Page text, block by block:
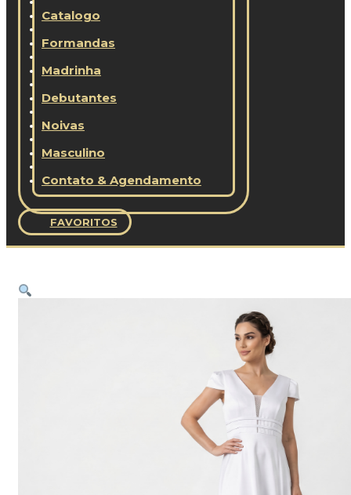
Catalogo
Formandas
Madrinha
Debutantes
Noivas
Masculino
Contato & Agendamento
FAVORITOS